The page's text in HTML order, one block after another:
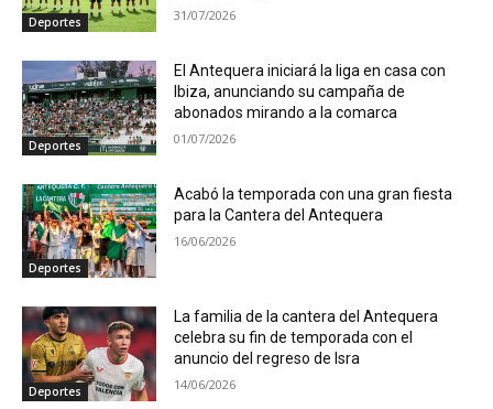
Deportes 31/07/2026
Deportes
El Antequera iniciará la liga en casa con
Ibiza, anunciando su campaña de
abonados mirando a la comarca
01/07/2026
Deportes
Acabó la temporada con una gran fiesta
para la Cantera del Antequera
16/06/2026
Deportes
La familia de la cantera del Antequera
celebra su fin de temporada con el
anuncio del regreso de Isra
14/06/2026